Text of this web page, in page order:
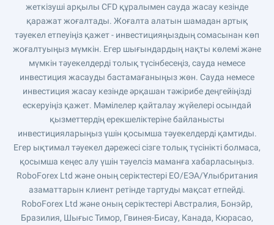
жеткізуші арқылы CFD құралымен сауда жасау кезінде
қаражат жоғалтады. Жоғалта алатын шамадан артық
тәуекел етпеуіңіз қажет - инвестицияңыздың сомасынан көп
жоғалтуыңыз мүмкін. Егер шығындардың нақты көлемі және
мүмкін тәуекелдерді толық түсінбесеңіз, сауда немесе
инвестиция жасауды бастамағаныңыз жөн. Сауда немесе
инвестиция жасау кезінде әрқашан тәжірибе деңгейіңізді
ескеруіңіз қажет. Мәмілелер қайталау жүйелері осындай
қызметтердің ерекшеліктеріне байланысты
инвестицияларыңыз үшін қосымша тәуекелдерді қамтиды.
Егер ықтимал тәуекел дәрежесі сізге толық түсінікті болмаса,
қосымша кеңес алу үшін тәуелсіз маманға хабарласыңыз.
RoboForex Ltd және оның серіктестері ЕО/ЕЭА/Ұлыбритания
азаматтарын клиент ретінде тартуды мақсат етпейді.
RoboForex Ltd және оның серіктестері Австралия, Бонэйр,
Бразилия, Шығыс Тимор, Гвинея-Бисау, Канада, Кюрасао,